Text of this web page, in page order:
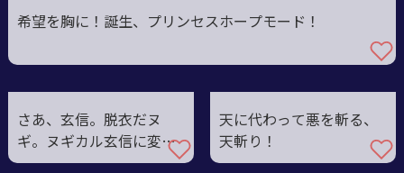
希望を胸に！誕生、プリンセスホープモード！
さあ、玄信。脱衣だヌ
ギ。ヌギカル玄信に変身
だヌギ！
天に代わって悪を斬る、
天斬り！